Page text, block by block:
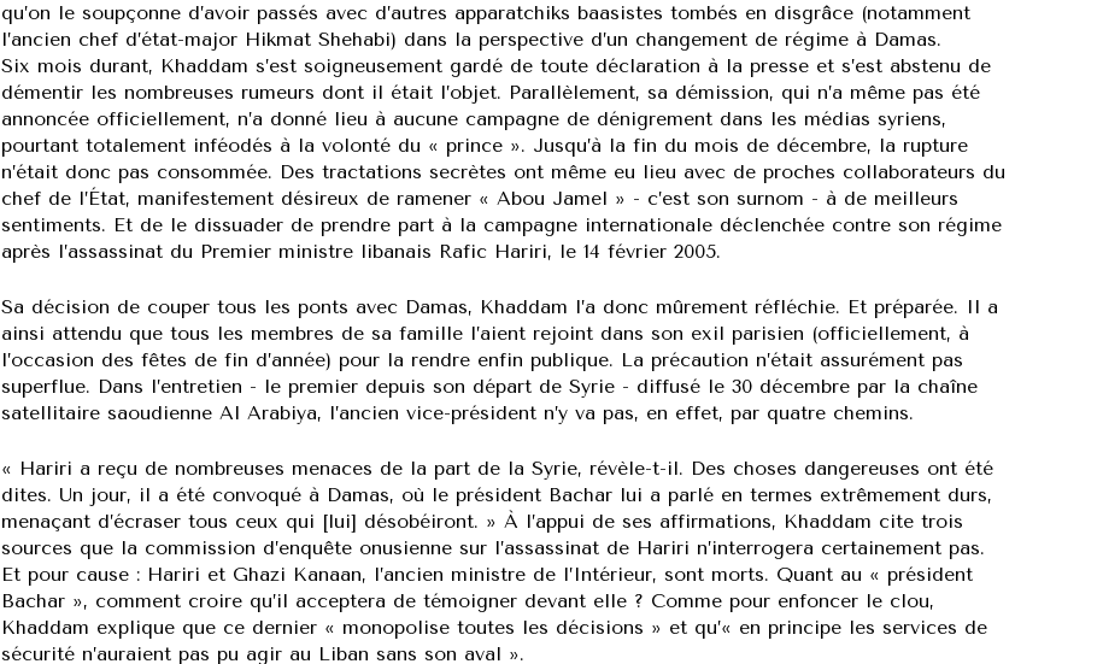
qu’on le soupçonne d’avoir passés avec d’autres apparatchiks baasistes tombés en disgrâce (notamment
l’ancien chef d’état-major Hikmat Shehabi) dans la perspective d’un changement de régime à Damas.
Six mois durant, Khaddam s’est soigneusement gardé de toute déclaration à la presse et s’est abstenu de
démentir les nombreuses rumeurs dont il était l’objet. Parallèlement, sa démission, qui n’a même pas été
annoncée officiellement, n’a donné lieu à aucune campagne de dénigrement dans les médias syriens,
pourtant totalement inféodés à la volonté du « prince ». Jusqu’à la fin du mois de décembre, la rupture
n’était donc pas consommée. Des tractations secrètes ont même eu lieu avec de proches collaborateurs du
chef de l’État, manifestement désireux de ramener « Abou Jamel » - c’est son surnom - à de meilleurs
sentiments. Et de le dissuader de prendre part à la campagne internationale déclenchée contre son régime
après l’assassinat du Premier ministre libanais Rafic Hariri, le 14 février 2005.
Sa décision de couper tous les ponts avec Damas, Khaddam l’a donc mûrement réfléchie. Et préparée. Il a
ainsi attendu que tous les membres de sa famille l’aient rejoint dans son exil parisien (officiellement, à
l’occasion des fêtes de fin d’année) pour la rendre enfin publique. La précaution n’était assurément pas
superflue. Dans l’entretien - le premier depuis son départ de Syrie - diffusé le 30 décembre par la chaîne
satellitaire saoudienne Al Arabiya, l’ancien vice-président n’y va pas, en effet, par quatre chemins.
« Hariri a reçu de nombreuses menaces de la part de la Syrie, révèle-t-il. Des choses dangereuses ont été
dites. Un jour, il a été convoqué à Damas, où le président Bachar lui a parlé en termes extrêmement durs,
menaçant d’écraser tous ceux qui [lui] désobéiront. » À l’appui de ses affirmations, Khaddam cite trois
sources que la commission d’enquête onusienne sur l’assassinat de Hariri n’interrogera certainement pas.
Et pour cause : Hariri et Ghazi Kanaan, l’ancien ministre de l’Intérieur, sont morts. Quant au « président
Bachar », comment croire qu’il acceptera de témoigner devant elle ? Comme pour enfoncer le clou,
Khaddam explique que ce dernier « monopolise toutes les décisions » et qu’« en principe les services de
sécurité n’auraient pas pu agir au Liban sans son aval ».